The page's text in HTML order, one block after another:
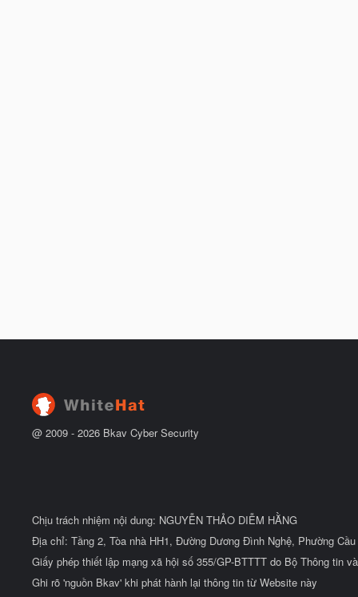
@ 2009 - 2026 Bkav Cyber Security
Chịu trách nhiệm nội dung: NGUYỄN THẢO DIỄM HẰNG
Địa chỉ: Tầng 2, Tòa nhà HH1, Đường Dương Đình Nghệ, Phường
Giấy phép thiết lập mạng xã hội số 355/GP-BTTTT do Bộ Thông tin
Ghi rõ 'nguồn Bkav' khi phát hành lại thông tin từ Website này